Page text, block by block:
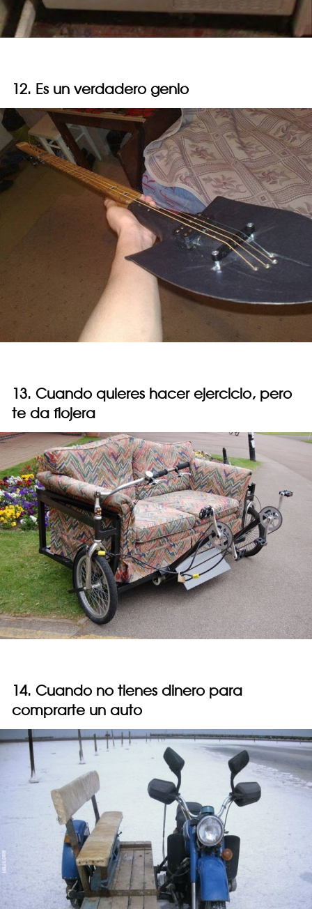
12. Es un verdadero genio
13. Cuando quieres hacer ejercicio, pero
te da flojera
14. Cuando no tienes dinero para
comprarte un auto